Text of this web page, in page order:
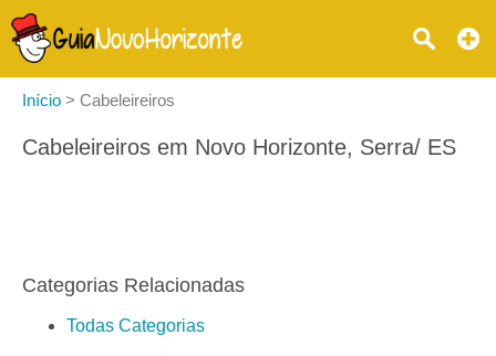
Início > Cabeleireiros
Cabeleireiros em Novo Horizonte, Serra/ ES
Categorias Relacionadas
Todas Categorias